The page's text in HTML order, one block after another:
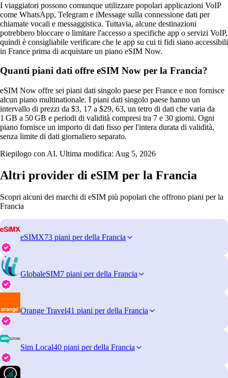
I viaggiatori possono comunque utilizzare popolari applicazioni VoIP
come WhatsApp, Telegram e iMessage sulla connessione dati per
chiamate vocali e messaggistica. Tuttavia, alcune destinazioni
potrebbero bloccare o limitare l'accesso a specifiche app o servizi VoIP,
quindi è consigliabile verificare che le app su cui ti fidi siano accessibili
in France prima di acquistare un piano eSIM Now.
Quanti piani dati offre eSIM Now per la Francia?
eSIM Now offre sei piani dati singolo paese per France e non fornisce
alcun piano multinationale. I piani dati singolo paese hanno un
intervallo di prezzi da $3, 17 a $29, 63, un tetro di dati che varia da
1 GB a 50 GB e periodi di validità compresi tra 7 e 30 giorni. Ogni
piano fornisce un importo di dati fisso per l'intera durata di validità,
senza limite di dati giornaliero separato.
Riepilogo con AI. Ultima modifica: Aug 5, 2026
Altri provider di eSIM per la Francia
Scopri alcuni dei marchi di eSIM più popolari che offrono piani per la
Francia
eSIMX73 piani per della Francia
GlobaleSIM7 piani per della Francia
Orange Travel41 piani per della Francia
Sim Local40 piani per della Francia